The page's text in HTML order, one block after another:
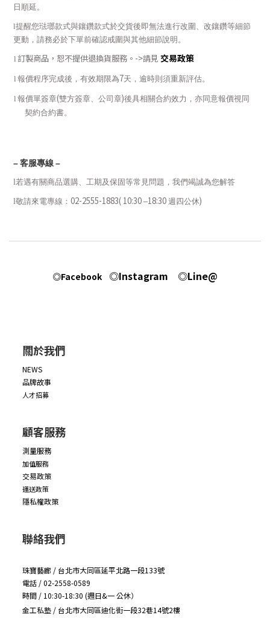
日順延。
l提醒您琺瑯款式與鑲鑽款式於交貨後即無法進行改圍、改鑲鑽等細節
更動，請務必於下單前確認戒圍與其他細節說明。
l 訂製商品，恕不提供退換貨服務。 ->請見 交易政策
l 報價程序完成後，有效期限為7天，逾時則須重新評估。
l 報價單簽章(雙方簽章、公司章)後具相關合約效力，亦同意報價視同
契約合約書。
–客服專線–
l若遇有關商品選購、工期及保固等常見問題，我們竭誠為您解答
l敬請來電專線： 02-2555-1883( 10:30 –18:30 週四公休)
◎Facebook ◎Instagram ◎Line@
關於我們
NEWS
品牌故事
人才招募
顧客服務
測量服務
加值服務
交易政策
運送政策
隱私權政策
聯絡我們
珠寶藝廊 / 台北市大同區延平北路一段133號
電話 / 02-2558-0589
時間 / 10:30-18:30 (週日&一 公休）
金工私塾 / 台北市大同區迪化街一段32巷14號2樓